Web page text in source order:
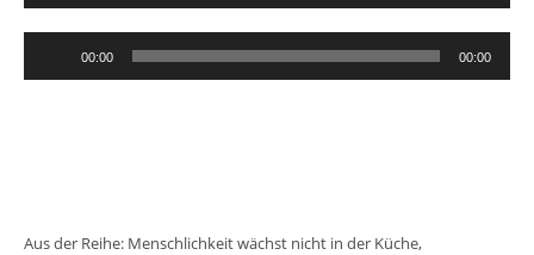
00:00 00:00
Aus der Reihe: Menschlichkeit wächst nicht in der Küche,